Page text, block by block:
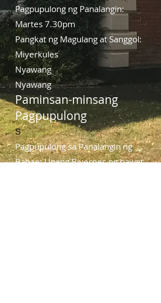
Pagpupulong ng Panalangin:
Martes 7.30pm
Pangkat ng Magulang at Sanggol:
Miyerkules
Nyawang
Nyawang
Paminsan-minsang
Pagpupulong
S
Pagpupulong sa Panalangin ng
Babae: Unang Biyernes ng bawat